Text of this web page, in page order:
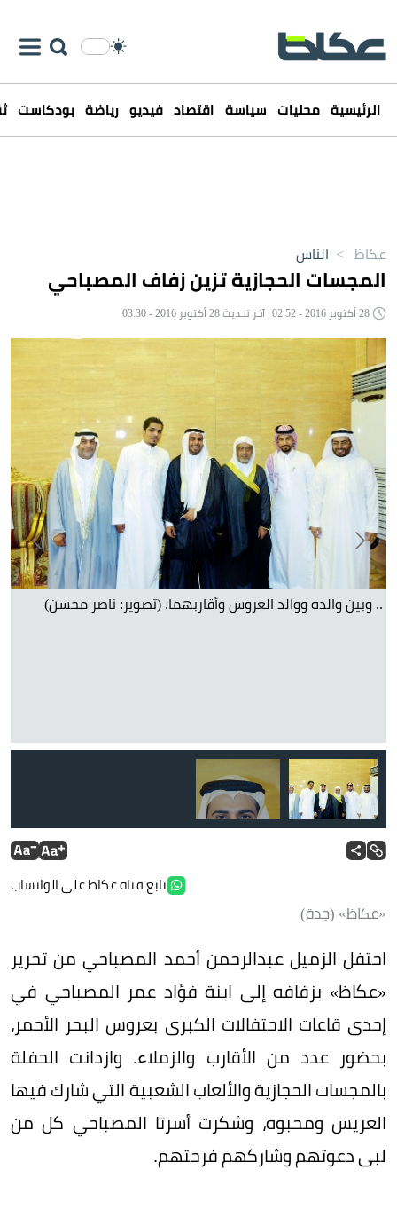
الرئيسية محليات سياسة اقتصاد فيديو رياضة بودكاست
عكاظ > الناس
المجسات الحجازية تزين زفاف المصباحي
العريس عبدالرحمن المصباحي.
تابع قناة عكاظ على الواتساب
«عكاظ» (جدة)
احتفل الزميل عبدالرحمن أحمد المصباحي من تحرير
«عكاظ» بزفافه إلى ابنة فؤاد عمر المصباحي في
إحدى قاعات الاحتفالات الكبرى بعروس البحر الأحمر،
بحضور عدد من الأقارب والزملاء. وازدانت الحفلة
بالمجسات الحجازية والألعاب الشعبية التي شارك فيها
العريس ومحبوه، وشكرت أسرتا المصباحي كل من
لبى دعوتهم وشاركهم فرحتهم.